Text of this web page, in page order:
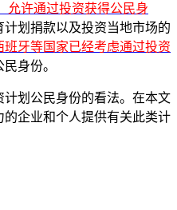
允许通过投资获得公民身
划捐款以及投资当地市场的
班牙等国家已经考虑通过投资
民身份。
划公民身份的看法。在本文
企业和个人提供有关此类计